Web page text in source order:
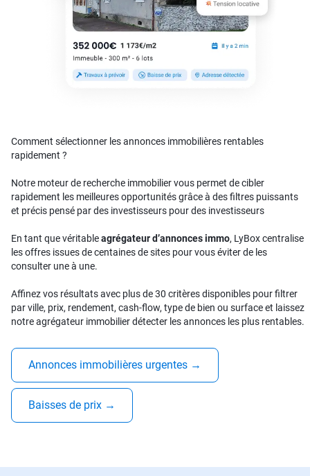
Comment sélectionner les annonces immobilières rentables
rapidement ?
Notre moteur de recherche immobilier vous permet de cibler
rapidement les meilleures opportunités grâce à des filtres puissants
et précis pensé par des investisseurs pour des investisseurs
En tant que véritableagrégateur d’annonces immo, LyBox centralise
les offres issues de centaines de sites pour vous éviter de les
consulter une à une.
Affinez vos résultats avec plus de 30 critères disponibles pour filtrer
par ville, prix, rendement, cash-flow, type de bien ou surface et laissez
notre agrégateur immobilier détecter les annonces les plus rentables.
Annonces immobilières urgentes →
Baisses de prix →